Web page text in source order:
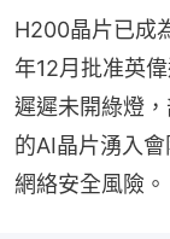
H200晶片已成
年12月批准英
遲遲未開綠燈
的AI晶片湧入
網絡安全風險。